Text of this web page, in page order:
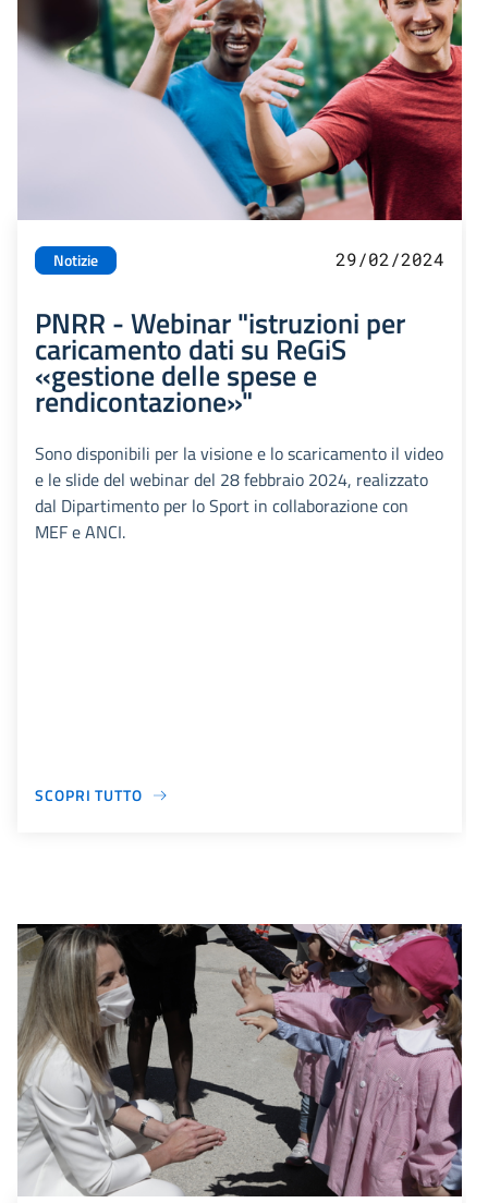
Notizie 29/02/2024
PNRR - Webinar "istruzioni per
caricamento dati su ReGiS
«gestione delle spese e
rendicontazione»"
Sono disponibili per la visione e lo scaricamento il video
e le slide del webinar del 28 febbraio 2024, realizzato
dal Dipartimento per lo Sport in collaborazione con
MEF e ANCI.
SCOPRI TUTTO